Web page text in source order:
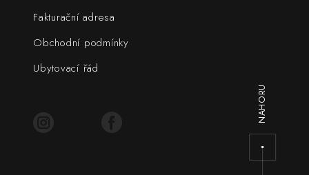
Fakturační adresa
Obchodní podmínky
Ubytovací řád
NAHORU